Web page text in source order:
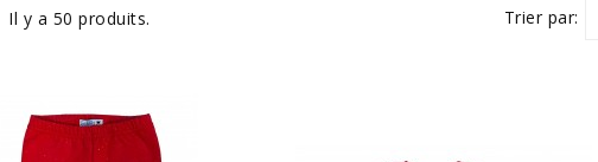
Il y a 50 produits. Trier par: